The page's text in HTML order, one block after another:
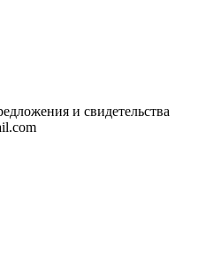
и свидетельства